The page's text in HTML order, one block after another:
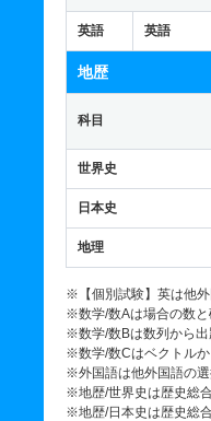
英語 英語
地歴
科目
世界史
日本史
地理
※【個別試験】英は他外
※数学/数Aは場合の数
※数学/数Bは数列から出
※数学/数Cはベクトルか
※外国語は他外国語の
※地歴/世界史は歴史総
※地歴/日本史は歴史総